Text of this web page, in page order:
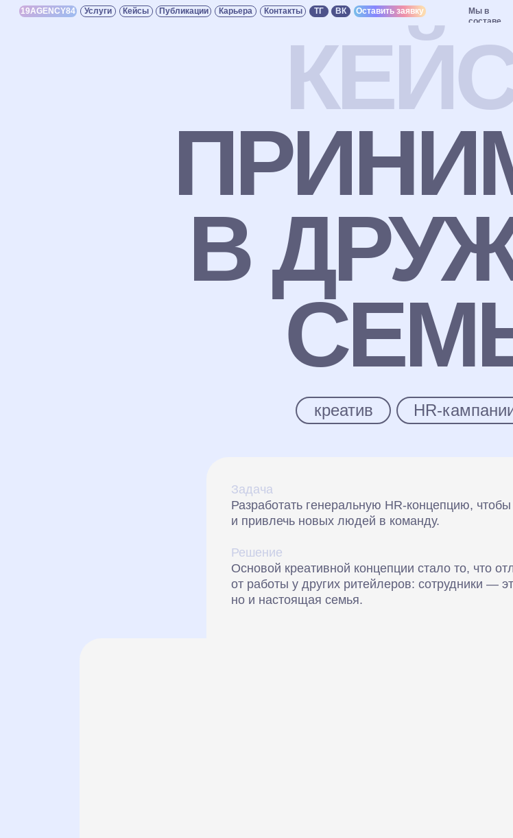
Услуги Кейсы Публикации Карьера Контакты ТГ ВК
19AGENCY84 Оставить заявку Мы в
составе
В
креатив HR-
Задача
Разработать генеральную HR-концепцию,
и привлечь новых людей в команду.
Решение
Основой креативной концепции стало то, что
от работы у других ритейлеров: сотрудники —
но и настоящая семья.